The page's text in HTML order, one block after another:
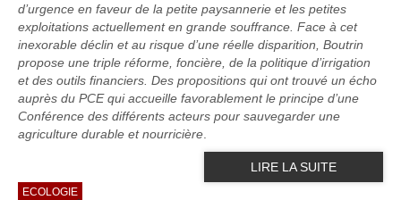
d’urgence en faveur de la petite paysannerie et les petites
exploitations actuellement en grande souffrance. Face à cet
inexorable déclin et au risque d’une réelle disparition, Boutrin
propose une triple réforme, foncière, de la politique d’irrigation
et des outils financiers. Des propositions qui ont trouvé un écho
auprès du PCE qui accueille favorablement le principe d’une
Conférence des différents acteurs pour sauvegarder une
agriculture durable et nourricière.
LIRE LA SUITE
ECOLOGIE